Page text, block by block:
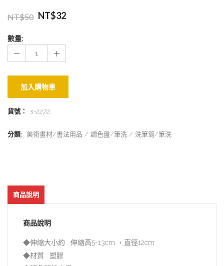
NT$50 NT$32
數量:
加入購物車
貨號： s-2272.
分類: 美術畫材/書法用品 調色盤/筆洗 洗筆筒/筆洗
商品說明
商品說明
◆伸縮大小約 : 伸縮高5-13cm ，直徑12cm
◆材質 : 塑膠